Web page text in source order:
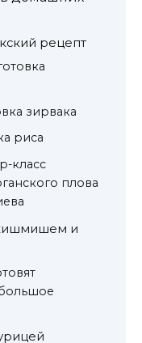
рецепт
зирвака
риса
класс
плова
и